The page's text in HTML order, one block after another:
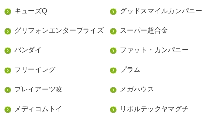
キューズQ グッドスマイルカンパニー
グリフォンエンタープライズ スーパー超合金
バンダイ ファット・カンパニー
フリーイング プラム
プレイアーツ改 メガハウス
メディコムトイ リボルテックヤマグチ